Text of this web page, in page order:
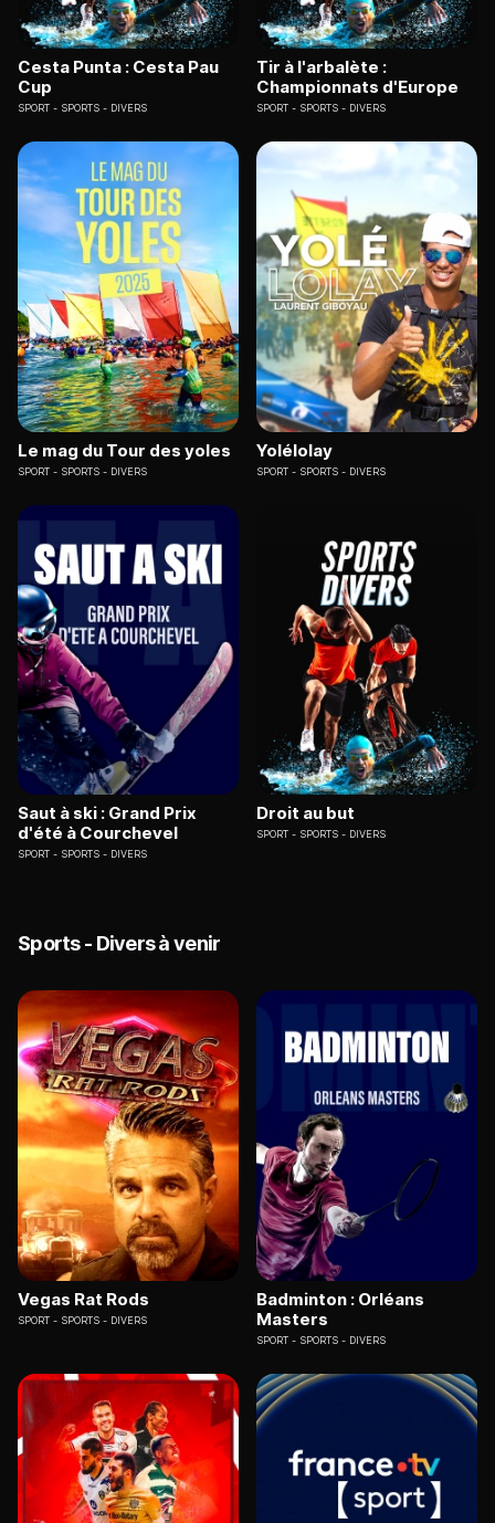
Cesta Punta : Cesta Pau
Cup
SPORT SPORTS - DIVERS
Tir à l'arbalète :
Championnats d'Europe
SPORT SPORTS - DIVERS
Le mag du Tour des yoles
SPORT SPORTS - DIVERS
Yolélolay
SPORT SPORTS - DIVERS
Saut à ski : Grand Prix
d'été à Courchevel
SPORT SPORTS - DIVERS
Droit au but
SPORT SPORTS - DIVERS
Sports - Divers à venir
Vegas Rat Rods
SPORT SPORTS - DIVERS
Badminton : Orléans
Masters
SPORT SPORTS - DIVERS